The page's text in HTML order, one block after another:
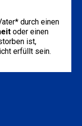
durch einen
oder einen
ist,
erfüllt sein.